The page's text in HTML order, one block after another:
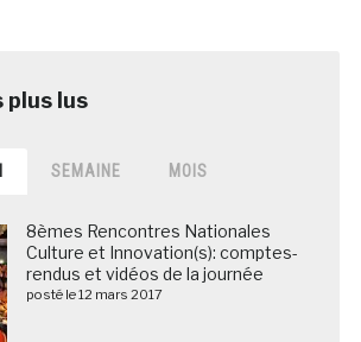
SEMAINE MOIS
8èmes Rencontres Nationales
Culture et Innovation(s): comptes-
rendus et vidéos de la journée
posté le 12 mars 2017